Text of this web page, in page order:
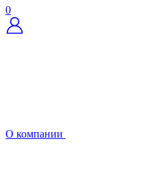
0
О компании